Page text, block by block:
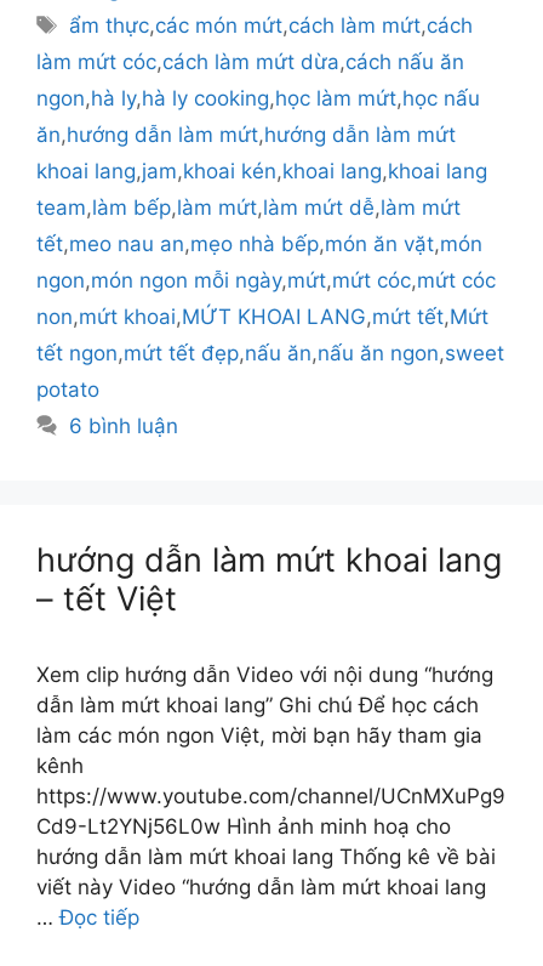
mục
Thẻ
ẩm thực,các món mứt,cách làm mứt,cách
làm mứt cóc,cách làm mứt dừa,cách nấu ăn
ngon,hà ly,hà ly cooking,học làm mứt,học nấu
ăn,hướng dẫn làm mứt,hướng dẫn làm mứt
khoai lang,jam,khoai kén,khoai lang,khoai lang
team,làm bếp,làm mứt,làm mứt dễ,làm mứt
tết,meo nau an,mẹo nhà bếp,món ăn vặt,món
ngon,món ngon mỗi ngày,mứt,mứt cóc,mứt cóc
non,mứt khoai,MỨT KHOAI LANG,mứt tết,Mứt
tết ngon,mứt tết đẹp,nấu ăn,nấu ăn ngon,sweet
potato
6 bình luận
hướng dẫn làm mứt khoai lang
– tết Việt
Xem clip hướng dẫn Video với nội dung “hướng
dẫn làm mứt khoai lang” Ghi chú Để học cách
làm các món ngon Việt, mời bạn hãy tham gia
kênh
https://www.youtube.com/channel/UCnMXuPg9
Cd9-Lt2YNj56L0w Hình ảnh minh hoạ cho
hướng dẫn làm mứt khoai lang Thống kê về bài
viết này Video “hướng dẫn làm mứt khoai lang
…Đọc tiếp